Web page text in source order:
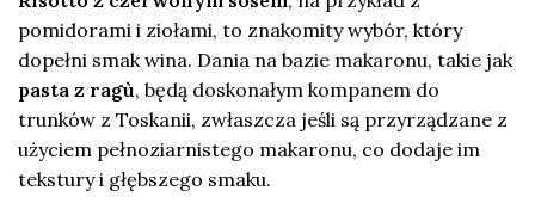
pomidorami i ziołami, to znakomity wybór, który
dopełni smak wina. Dania na bazie makaronu, takie jak
pasta z ragù, będą doskonałym kompanem do
trunków z Toskanii, zwłaszcza jeśli są przyrządzane z
użyciem pełnoziarnistego makaronu, co dodaje im
tekstury i głębszego smaku.